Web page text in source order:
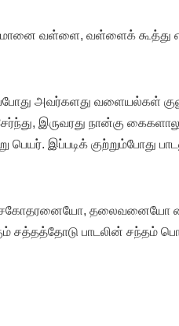
வள்ளை, வள்ளைக் கூத்து
அவர்களது வளையல்கள்
இருவரது நான்கு
பெயர். இப்படிக் குற்றும்போது
தலைவனையோ
சத்தத்தோடு பாடலின் சந்தம்